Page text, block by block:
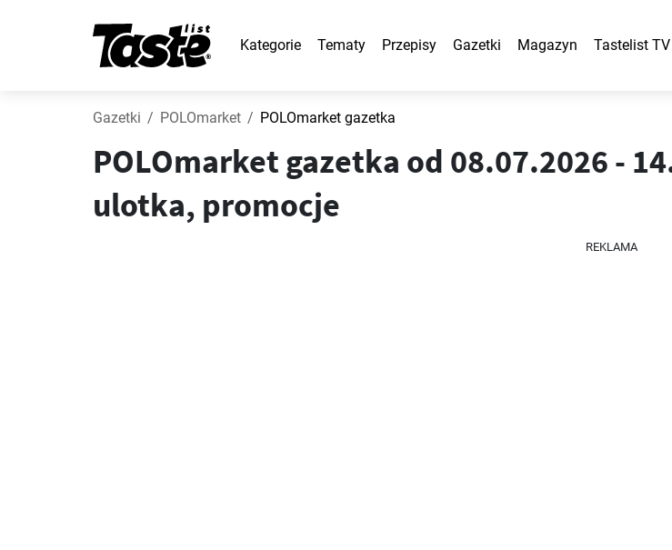
Kategorie Tematy Przepisy Gazetki Magazyn Tastelist TV
Gazetki POLOmarket POLOmarket gazetka
POLOmarket gazetka od 08.07.2026 -
ulotka, promocje
REKLAMA